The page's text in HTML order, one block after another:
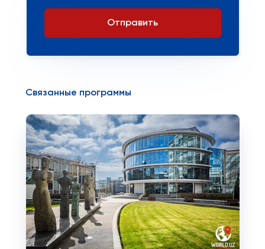
Отправить
Связанные программы